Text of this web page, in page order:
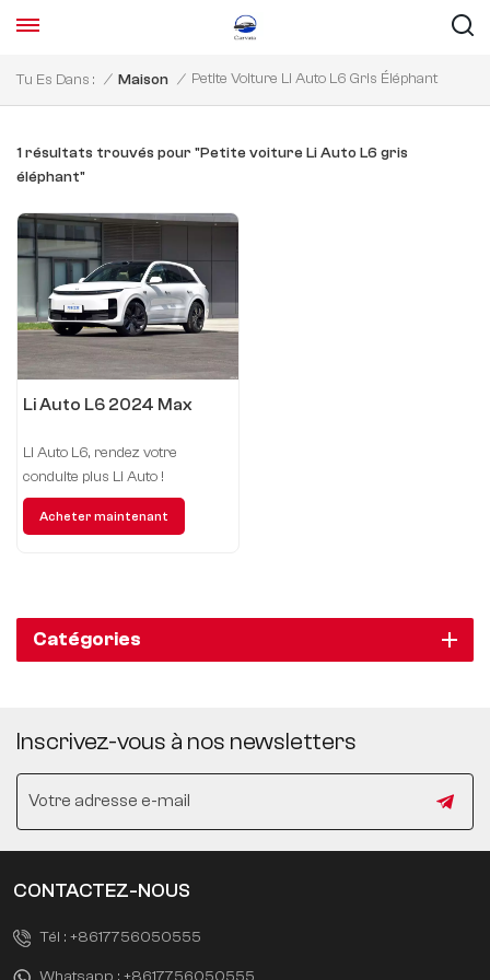
Tu Es Dans : / Maison / Petite Voiture Li Auto L6 Gris Éléphant
1 résultats trouvés pour "Petite voiture Li Auto L6 gris
éléphant"
Li Auto L6 2024 Max
Li Auto L6, rendez votre
conduite plus Li Auto !
Rejoignez-nous pour un
nouveau voyage de conduite
Acheter maintenant
Catégories
Inscrivez-vous à nos newsletters
CONTACTEZ-NOUS
Tél : +8617756050555
Whatsapp : +8617756050555